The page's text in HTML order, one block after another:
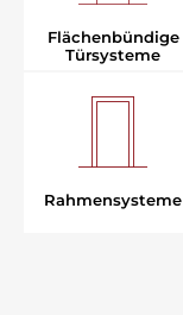
Flächenbündige
Türsysteme
Rahmensysteme